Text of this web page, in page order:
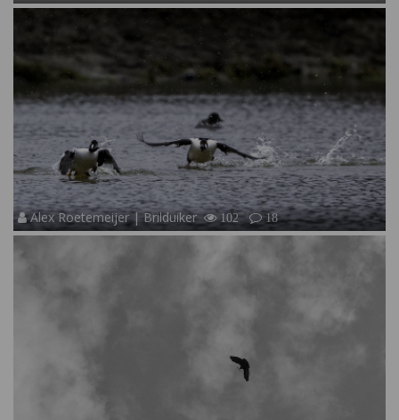
Alex Roetemeijer | Brilduiker 102 18